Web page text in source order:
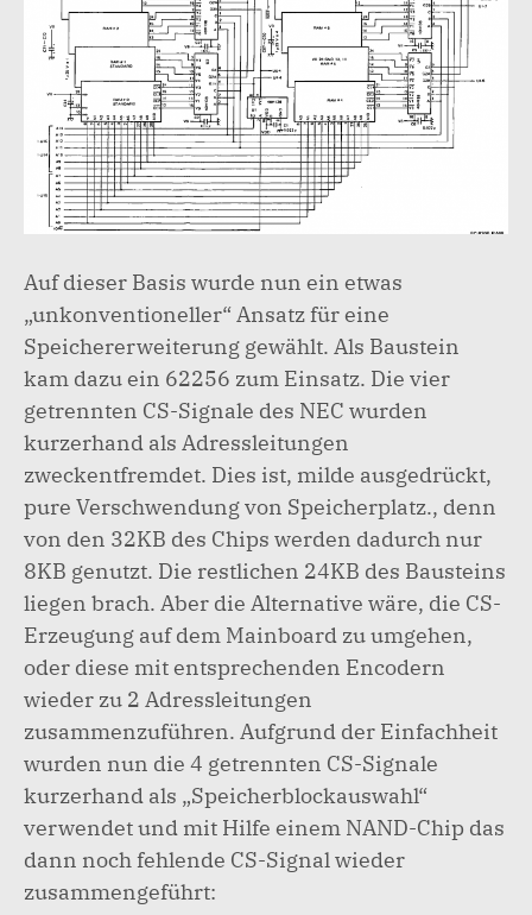
Auf dieser Basis wurde nun ein etwas
„unkonventioneller“ Ansatz für eine
Speichererweiterung gewählt. Als Baustein
kam dazu ein 62256 zum Einsatz. Die vier
getrennten CS-Signale des NEC wurden
kurzerhand als Adressleitungen
zweckentfremdet. Dies ist, milde ausgedrückt,
pure Verschwendung von Speicherplatz., denn
von den 32KB des Chips werden dadurch nur
8KB genutzt. Die restlichen 24KB des Bausteins
liegen brach. Aber die Alternative wäre, die CS-
Erzeugung auf dem Mainboard zu umgehen,
oder diese mit entsprechenden Encodern
wieder zu 2 Adressleitungen
zusammenzuführen. Aufgrund der Einfachheit
wurden nun die 4 getrennten CS-Signale
kurzerhand als „Speicherblockauswahl“
verwendet und mit Hilfe einem NAND-Chip das
dann noch fehlende CS-Signal wieder
zusammengeführt: